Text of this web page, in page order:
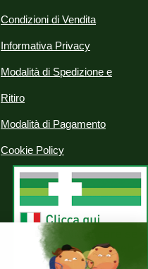
Condizioni di Vendita
Informativa Privacy
Modalità di Spedizione e
Ritiro
Modalità di Pagamento
Cookie Policy